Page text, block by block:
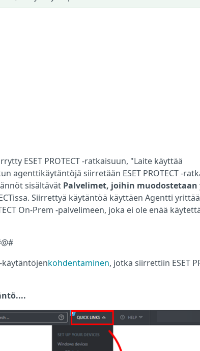
ESET PROTECT -ratkaisuun, "Laite käyttää
agenttikäytäntöjä siirretään ESET PROTECT -
sisältävät Palvelimet, joihin muodostetaan
Siirrettyä käytäntöä käyttäen Agentti yrittää
On-Prem -palvelimeen, joka ei ole enää
käytäntöjenkohdentaminen, jotka siirrettiin ESET